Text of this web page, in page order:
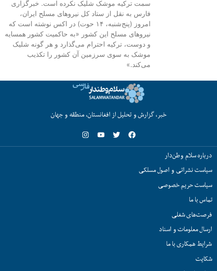
سمت ترکیه موشک شلیک نکرده است. خبرگزاری
فارس به نقل از ستاد کل نیروهای مسلح ایران،
امروز (پنج‌شنبه، ۱۴ حوت) در اکس نوشته است که
نیروهای مسلح این کشور «به حاکمیت کشور همسایه
و دوست، ترکیه احترام می‌گذارد و هر گونه شلیک
موشک به‌ سوی سرزمین آن کشور را تکذیب
می‌کند.»
خبر، گزارش و تحلیل از افغانستان، منطقه و جهان
درباره سلام وطن‌دار
سیاست نشراتی و اصول مسلکی
سیاست حریم خصوصی
تماس با ما
فرصت‌های شغلی
ارسال معلومات و اسناد
شرایط همکاری با ما
شکایت